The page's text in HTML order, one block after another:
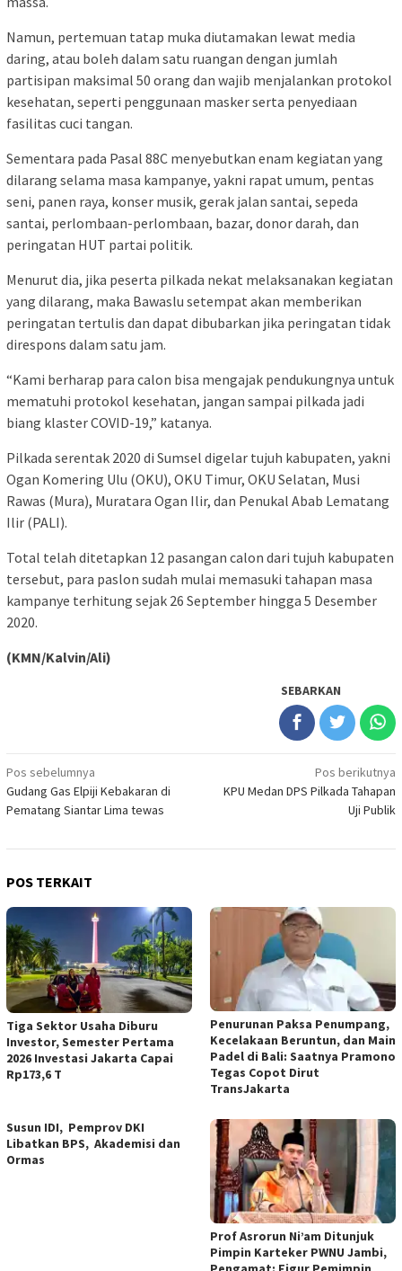
Namun, pertemuan tatap muka diutamakan lewat media
daring, atau boleh dalam satu ruangan dengan jumlah
partisipan maksimal 50 orang dan wajib menjalankan protokol
kesehatan, seperti penggunaan masker serta penyediaan
fasilitas cuci tangan.
Sementara pada Pasal 88C menyebutkan enam kegiatan yang
dilarang selama masa kampanye, yakni rapat umum, pentas
seni, panen raya, konser musik, gerak jalan santai, sepeda
santai, perlombaan-perlombaan, bazar, donor darah, dan
peringatan HUT partai politik.
Menurut dia, jika peserta pilkada nekat melaksanakan kegiatan
yang dilarang, maka Bawaslu setempat akan memberikan
peringatan tertulis dan dapat dibubarkan jika peringatan tidak
direspons dalam satu jam.
“Kami berharap para calon bisa mengajak pendukungnya untuk
mematuhi protokol kesehatan, jangan sampai pilkada jadi
biang klaster COVID-19,” katanya.
Pilkada serentak 2020 di Sumsel digelar tujuh kabupaten, yakni
Ogan Komering Ulu (OKU), OKU Timur, OKU Selatan, Musi
Rawas (Mura), Muratara Ogan Ilir, dan Penukal Abab Lematang
Ilir (PALI).
Total telah ditetapkan 12 pasangan calon dari tujuh kabupaten
tersebut, para paslon sudah mulai memasuki tahapan masa
kampanye terhitung sejak 26 September hingga 5 Desember
2020.
(KMN/Kalvin/Ali)
SEBARKAN
Navigasi
pos
Pos sebelumnya
Gudang Gas Elpiji Kebakaran di
Pematang Siantar Lima tewas
Pos berikutnya
KPU Medan DPS Pilkada Tahapan
Uji Publik
POS TERKAIT
Tiga Sektor Usaha Diburu
Investor, Semester Pertama
2026 Investasi Jakarta Capai
Rp173,6 T
Penurunan Paksa Penumpang,
Kecelakaan Beruntun, dan Main
Padel di Bali: Saatnya Pramono
Tegas Copot Dirut
TransJakarta
Susun IDI, Pemprov DKI
Libatkan BPS, Akademisi dan
Ormas
Prof Asrorun Ni’am Ditunjuk
Pimpin Karteker PWNU Jambi,